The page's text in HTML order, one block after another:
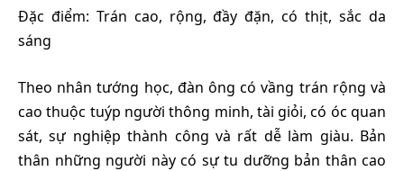
Đặc điểm: Trán cao, rộng, đầy đặn, có thịt, sắc da
sáng
Theo nhân tướng học, đàn ông có vầng trán rộng và
cao thuộc tuýp người thông minh, tài giỏi, có óc quan
sát, sự nghiệp thành công và rất dễ làm giàu. Bản
thân những người này có sự tu dưỡng bản thân cao